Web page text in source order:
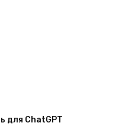
для ChatGPT